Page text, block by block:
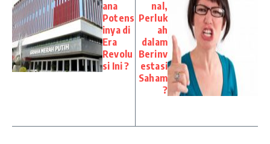
ana
Potens
inya di
Era
Revolu
si Ini ?
nal,
Perluk
ah
dalam
Berinv
estasi
Saham
?